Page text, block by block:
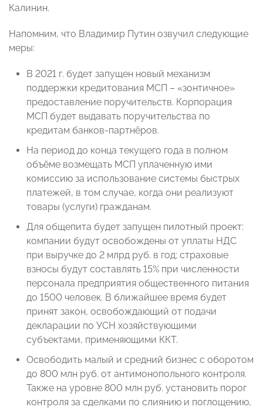
Калинин.
Напомним, что Владимир Путин озвучил следующие
меры:
В 2021 г. будет запущен новый механизм
поддержки кредитования МСП – «зонтичное»
предоставление поручительств. Корпорация
МСП будет выдавать поручительства по
кредитам банков-партнёров.
На период до конца текущего года в полном
объёме возмещать МСП уплаченную ими
комиссию за использование системы быстрых
платежей, в том случае, когда они реализуют
товары (услуги) гражданам.
Для общепита будет запущен пилотный проект:
компании будут освобождены от уплаты НДС
при выручке до 2 млрд руб. в год; страховые
взносы будут составлять 15% при численности
персонала предприятия общественного питания
до 1500 человек. В ближайшее время будет
принят закон, освобождающий от подачи
декларации по УСН хозяйствующими
субъектами, применяющими ККТ.
Освободить малый и средний бизнес с оборотом
до 800 млн руб. от антимонопольного контроля.
Также на уровне 800 млн руб. установить порог
контроля за сделками по слиянию и поглощению,